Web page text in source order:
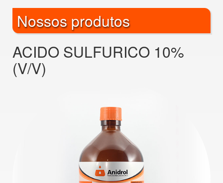
Nossos produtos
ACIDO SULFURICO 10%
(V/V)